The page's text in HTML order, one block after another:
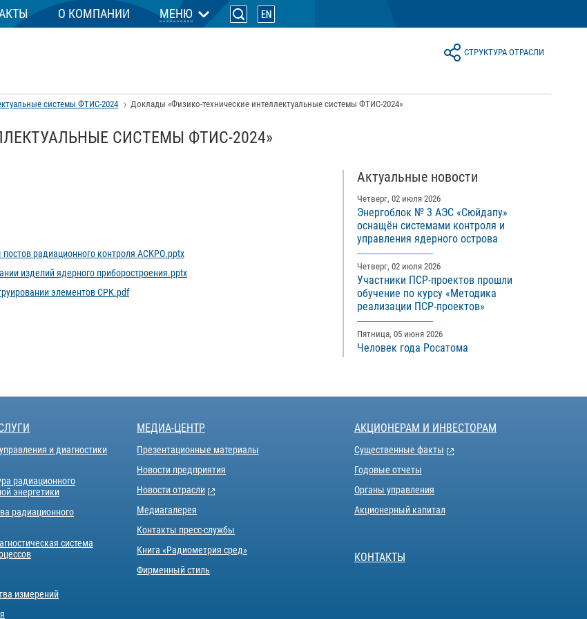
О КОМПАНИИ МЕНЮ
СТРУКТУРА ОТРАСЛИ
системы ФТИС-2024 Доклады «Физико-технические интеллектуальные системы ФТИС-2024»
СИСТЕМЫ ФТИС-2024»
радиационного контроля АСКРО.pptx
изделий ядерного приборостроения.pptx
элементов СРК.pdf
Актуальные новости
Четверг, 02 июля 2026
Энергоблок № 3 АЭС «Сюйдапу»
оснащён системами контроля и
управления ядерного острова
Четверг, 02 июля 2026
Участники ПСР-проектов прошли
обучение по курсу «Методика
реализации ПСР-проектов»
Пятница, 05 июня 2026
Человек года Росатома
и диагностики
радиационного
энергетики
радиационного
система
измерений
МЕДИА-ЦЕНТР
Презентационные материалы
Новости предприятия
Новости отрасли
Медиагалерея
Контакты пресс-службы
Книга «Радиометрия сред»
Фирменный стиль
АКЦИОНЕРАМ И ИНВЕСТОРАМ
Существенные факты
Годовые отчеты
Органы управления
Акционерный капитал
КОНТАКТЫ